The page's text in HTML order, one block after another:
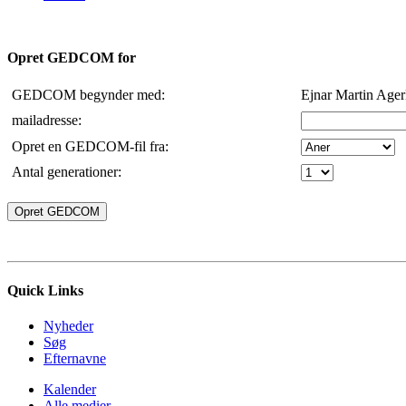
Opret GEDCOM for
GEDCOM begynder med:
Ejnar Martin
mailadresse:
Opret en GEDCOM-fil fra:
Antal generationer:
Quick Links
Nyheder
Søg
Efternavne
Kalender